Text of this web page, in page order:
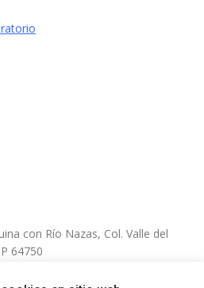
con Río Nazas, Col. Valle del
64750